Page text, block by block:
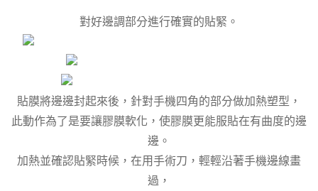
對好邊調部分進行確實的貼緊。
貼膜將邊邊封起來後，針對手機四角的部分做加熱塑型，
此動作為了是要讓膠膜軟化，使膠膜更能服貼在有曲度的邊
邊。
加熱並確認貼緊時候，在用手術刀，輕輕沿著手機邊線畫
過，